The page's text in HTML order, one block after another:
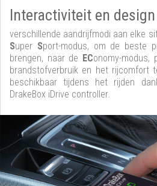
Interactiviteit en
verschillende aandrijfmodi aan elke
Super Sport-modus, om de beste
brengen, naar de EConomy-
brandstofverbruik en het rijcomfort
beschikbaar tijdens het rijden
DrakeBox iDrive controller.